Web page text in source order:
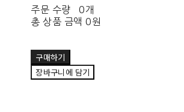
주문 수량
0개
총 상품 금액 0원
구매하기
장바구니에 담기